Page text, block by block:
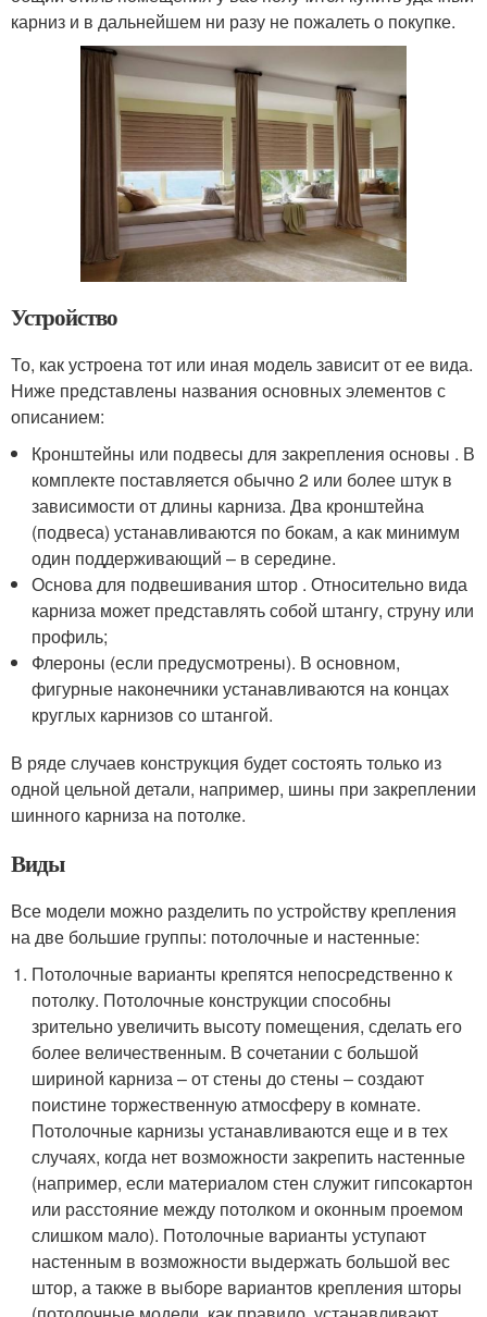
карниз и в дальнейшем ни разу не пожалеть о покупке.
Устройство
То, как устроена тот или иная модель зависит от ее вида.
Ниже представлены названия основных элементов с
описанием:
Кронштейны или подвесы для закрепления основы . В
комплекте поставляется обычно 2 или более штук в
зависимости от длины карниза. Два кронштейна
(подвеса) устанавливаются по бокам, а как минимум
один поддерживающий – в середине.
Основа для подвешивания штор . Относительно вида
карниза может представлять собой штангу, струну или
профиль;
Флероны (если предусмотрены). В основном,
фигурные наконечники устанавливаются на концах
круглых карнизов со штангой.
В ряде случаев конструкция будет состоять только из
одной цельной детали, например, шины при закреплении
шинного карниза на потолке.
Виды
Все модели можно разделить по устройству крепления
на две большие группы: потолочные и настенные:
Потолочные варианты крепятся непосредственно к
потолку. Потолочные конструкции способны
зрительно увеличить высоту помещения, сделать его
более величественным. В сочетании с большой
шириной карниза – от стены до стены – создают
поистине торжественную атмосферу в комнате.
Потолочные карнизы устанавливаются еще и в тех
случаях, когда нет возможности закрепить настенные
(например, если материалом стен служит гипсокартон
или расстояние между потолком и оконным проемом
слишком мало). Потолочные варианты уступают
настенным в возможности выдержать большой вес
штор, а также в выборе вариантов крепления шторы